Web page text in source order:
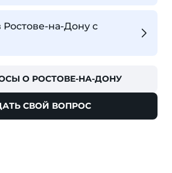
Ростове-на-Дону с
О РОСТОВЕ-НА-ДОНУ
СВОЙ ВОПРОС